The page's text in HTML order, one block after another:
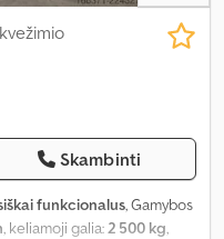
Skambinti
funkcionalus, Gamybos
, keliamoji galia:2 500 kg,